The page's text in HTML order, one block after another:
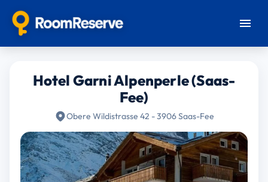
Hotel Garni Alpenperle (Saas-
Fee)
Obere Wildistrasse 42 - 3906 Saas-Fee